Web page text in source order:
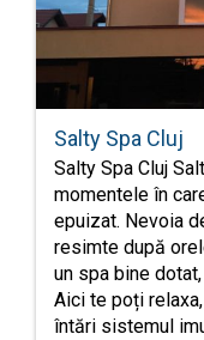
Salty Spa Cluj
Salty Spa Cluj
momentele în
epuizat. Nevoia
resimte după
un spa bine
Aici te poți
întări sistemul